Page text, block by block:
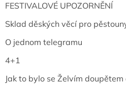
FESTIVALOVÉ UPOZORNĚNÍ
Sklad děských věcí pro
O jednom telegramu
4+1
Jak to bylo se Želvím